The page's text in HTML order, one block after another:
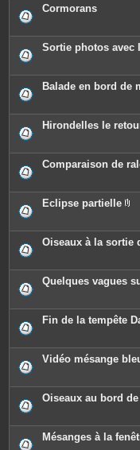
Cormorans
Sortie photos avec
Balade en bord de
Hirondelles le
Comparaison de
Eclipse partielle
è
c
j
o
t
e
s
Oiseaux à la sortie
Quelques vagues
Fin de la tempête
Vidéo mésange
Oiseaux au bord
Mésanges à la